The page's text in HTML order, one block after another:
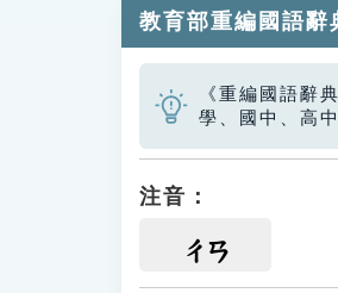
教育部重編國語辭
《重編國語辭
學、國中、高
注音：
ㄔㄢ